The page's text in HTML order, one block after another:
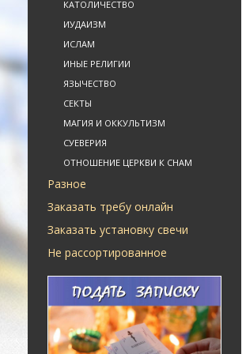
КАТОЛИЧЕСТВО
ИУДАИЗМ
ИСЛАМ
ИНЫЕ РЕЛИГИИ
ЯЗЫЧЕСТВО
СЕКТЫ
МАГИЯ И ОККУЛЬТИЗМ
СУЕВЕРИЯ
ОТНОШЕНИЕ ЦЕРКВИ К СНАМ
Разное
Заказать требу онлайн
Заказать установку свечи
Не рассортированное